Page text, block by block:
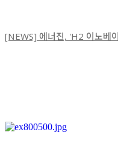
[NEWS] 에너진, 'H2 이노베